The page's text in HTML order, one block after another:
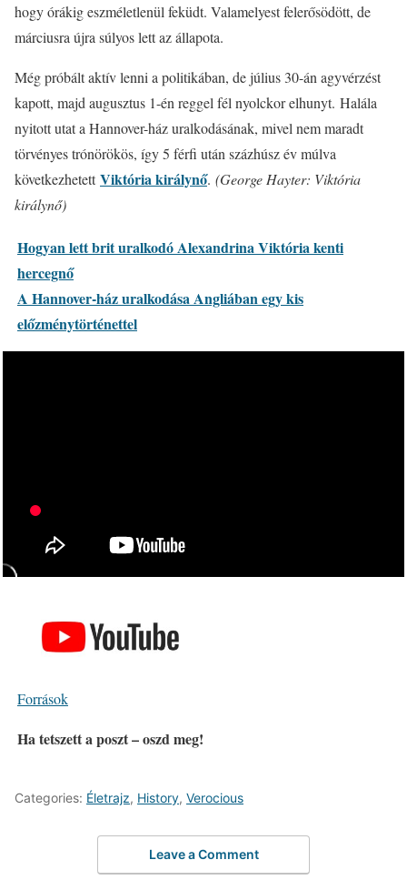
hogy órákig eszméletlenül feküdt. Valamelyest felerősödött, de
márciusra újra súlyos lett az állapota.
Még próbált aktív lenni a politikában, de július 30-án agyvérzést
kapott, majd augusztus 1-én reggel fél nyolckor elhunyt. Halála
nyitott utat a Hannover-ház uralkodásának, mivel nem maradt
törvényes trónörökös, így 5 férfi után százhúsz év múlva
következhetettViktória királynő. (George Hayter: Viktória
királynő)
Hogyan lett brit uralkodó Alexandrina Viktória kenti
hercegnő
A Hannover-ház uralkodása Angliában egy kis
előzménytörténettel
Források
Ha tetszett a poszt – oszd meg!
Categories: Életrajz, History, Verocious
Leave a Comment